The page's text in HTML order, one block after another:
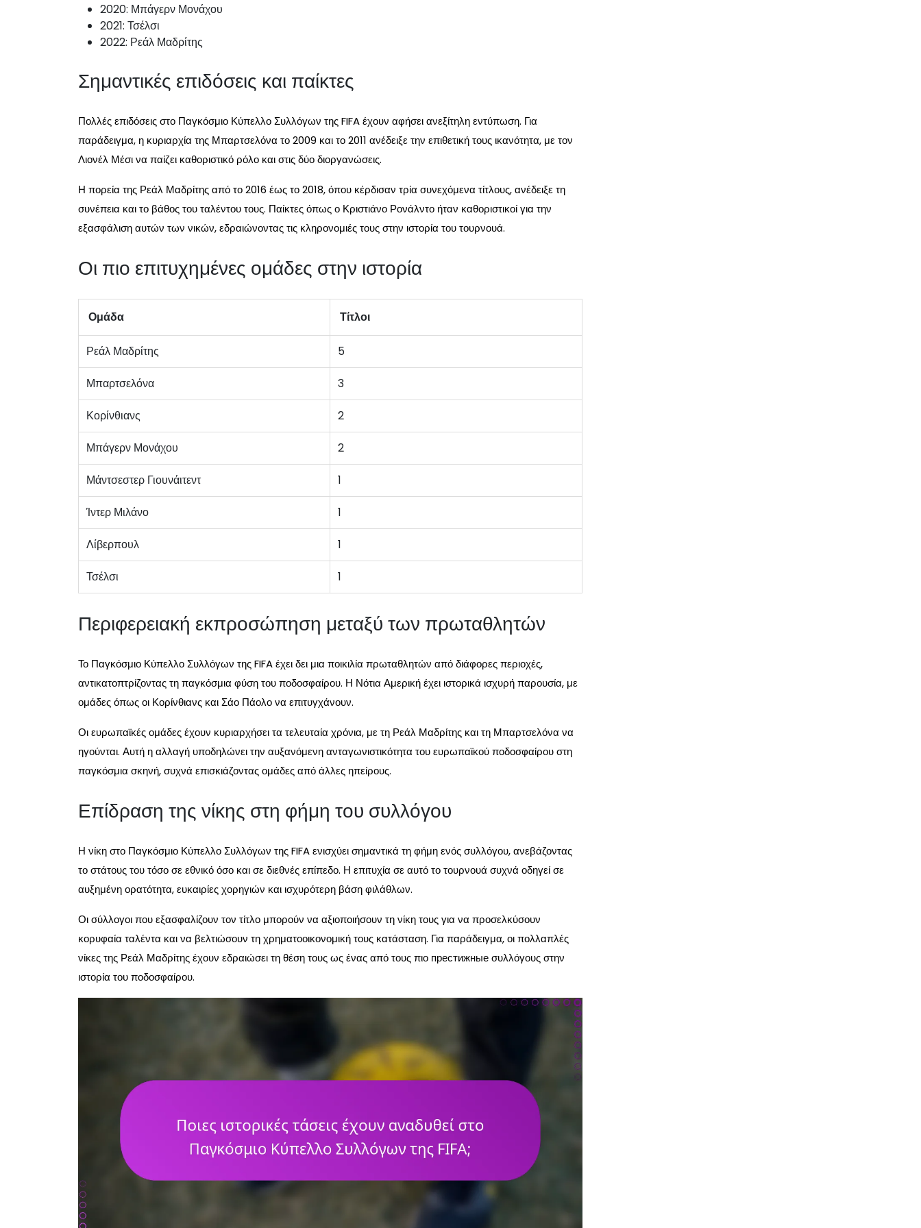
2020: Μπάγερν Μονάχου
2021: Τσέλσι
2022: Ρεάλ Μαδρίτης
Σημαντικές επιδόσεις και παίκτες
Πολλές επιδόσεις στο Παγκόσμιο Κύπελλο Συλλόγων της FIFA έχουν αφήσει ανεξίτηλη εντύπωση. Για
παράδειγμα, η κυριαρχία της Μπαρτσελόνα το 2009 και το 2011 ανέδειξε την επιθετική τους ικανότητα, με τον
Λιονέλ Μέσι να παίζει καθοριστικό ρόλο και στις δύο διοργανώσεις.
Η πορεία της Ρεάλ Μαδρίτης από το 2016 έως το 2018, όπου κέρδισαν τρία συνεχόμενα τίτλους, ανέδειξε τη
συνέπεια και το βάθος του ταλέντου τους. Παίκτες όπως ο Κριστιάνο Ρονάλντο ήταν καθοριστικοί για την
εξασφάλιση αυτών των νικών, εδραιώνοντας τις κληρονομιές τους στην ιστορία του τουρνουά.
Οι πιο επιτυχημένες ομάδες στην ιστορία
Ομάδα Τίτλοι
Ρεάλ Μαδρίτης 5
Μπαρτσελόνα 3
Κορίνθιανς 2
Μπάγερν Μονάχου 2
Μάντσεστερ Γιουνάιτεντ 1
Ίντερ Μιλάνο 1
Λίβερπουλ 1
Τσέλσι 1
Περιφερειακή εκπροσώπηση μεταξύ των πρωταθλητών
Το Παγκόσμιο Κύπελλο Συλλόγων της FIFA έχει δει μια ποικιλία πρωταθλητών από διάφορες περιοχές,
αντικατοπτρίζοντας τη παγκόσμια φύση του ποδοσφαίρου. Η Νότια Αμερική έχει ιστορικά ισχυρή παρουσία, με
ομάδες όπως οι Κορίνθιανς και Σάο Πάολο να επιτυγχάνουν.
Οι ευρωπαϊκές ομάδες έχουν κυριαρχήσει τα τελευταία χρόνια, με τη Ρεάλ Μαδρίτης και τη Μπαρτσελόνα να
ηγούνται. Αυτή η αλλαγή υποδηλώνει την αυξανόμενη ανταγωνιστικότητα του ευρωπαϊκού ποδοσφαίρου στη
παγκόσμια σκηνή, συχνά επισκιάζοντας ομάδες από άλλες ηπείρους.
Επίδραση της νίκης στη φήμη του συλλόγου
Η νίκη στο Παγκόσμιο Κύπελλο Συλλόγων της FIFA ενισχύει σημαντικά τη φήμη ενός συλλόγου, ανεβάζοντας
το στάτους του τόσο σε εθνικό όσο και σε διεθνές επίπεδο. Η επιτυχία σε αυτό το τουρνουά συχνά οδηγεί σε
αυξημένη ορατότητα, ευκαιρίες χορηγιών και ισχυρότερη βάση φιλάθλων.
Οι σύλλογοι που εξασφαλίζουν τον τίτλο μπορούν να αξιοποιήσουν τη νίκη τους για να προσελκύσουν
κορυφαία ταλέντα και να βελτιώσουν τη χρηματοοικονομική τους κατάσταση. Για παράδειγμα, οι πολλαπλές
νίκες της Ρεάλ Μαδρίτης έχουν εδραιώσει τη θέση τους ως ένας από τους πιο престижные συλλόγους στην
ιστορία του ποδοσφαίρου.